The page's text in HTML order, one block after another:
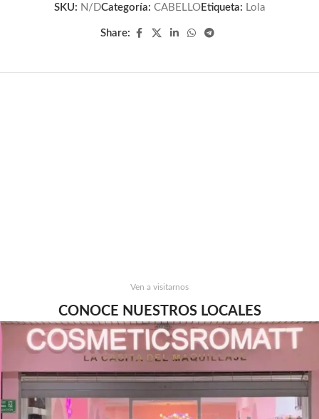
SKU: N/DCategoría: CABELLO Etiqueta: Lola
Share:
Ven a visitarnos
CONOCE NUESTROS LOCALES